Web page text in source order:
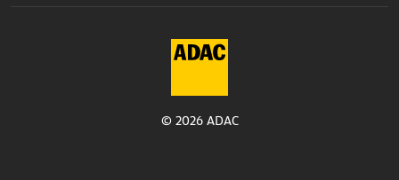
© 2026 ADAC